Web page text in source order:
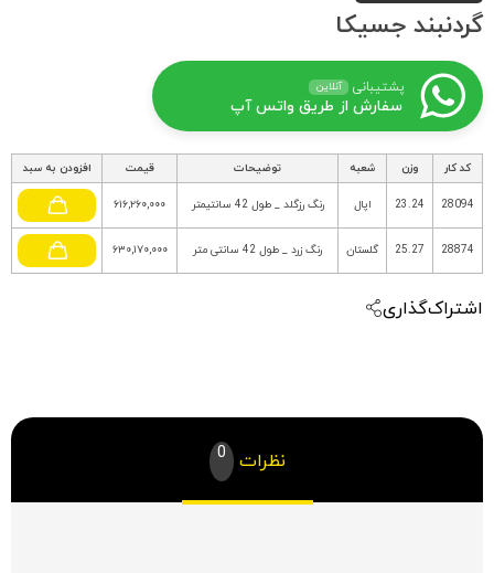
گردنبند جسیکا
پشتیبانی آنلاین
سفارش از طریق واتس آپ
کد کار وزن شعبه توضیحات قیمت افزودن به سبد
28094
23.24 اپال رنگ رزگلد _ طول 42 سانتیمتر ۶۱۶,۲۶۰,۰۰۰
28874
25.27 گلستان رنگ زرد _ طول 42 سانتی متر ۶۳۰,۱۷۰,۰۰۰
اشتراک‌گذاری
نظرات 0